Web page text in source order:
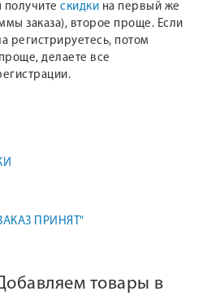
скидки на первый же
заказа), второе проще. Если
регистрируетесь, потом
делаете все
ПРИНЯТ"
товары в